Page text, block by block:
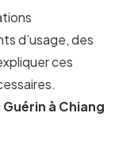
d’usage, des
ces
à Chiang